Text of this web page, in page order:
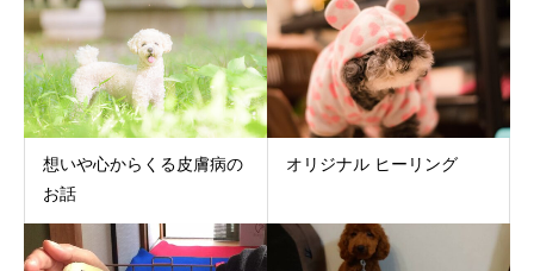
想いや心からくる皮膚病の
お話
オリジナル ヒーリング